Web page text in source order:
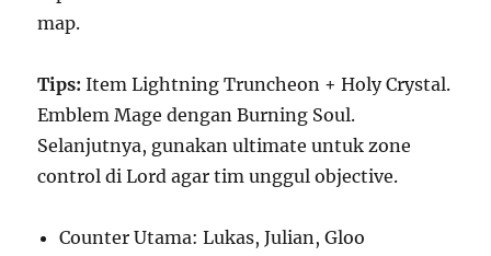
map.
Tips: Item Lightning Truncheon + Holy Crystal.
Emblem Mage dengan Burning Soul.
Selanjutnya, gunakan ultimate untuk zone
control di Lord agar tim unggul objective.
Counter Utama: Lukas, Julian, Gloo